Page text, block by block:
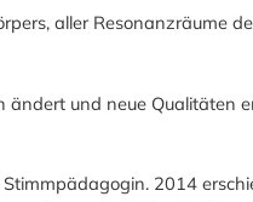
aller Resonanzräume
und neue Qualitäten
2014